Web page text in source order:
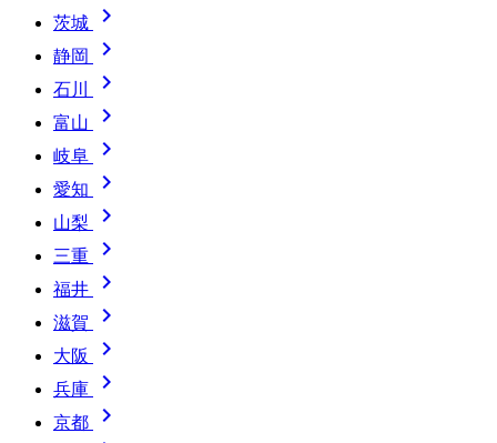
茨城 
静岡 
石川 
富山 
岐阜 
愛知 
山梨 
三重 
福井 
滋賀 
大阪 
兵庫 
京都 